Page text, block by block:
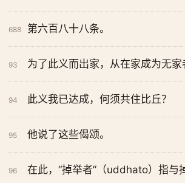
688 第六百八十八条。
93 为了此义而出家，从在家成为无家
94 此义我已达成，何须共住比丘？
95 他说了这些偈颂。
96
在此，“掉举者”（uddhato）指与